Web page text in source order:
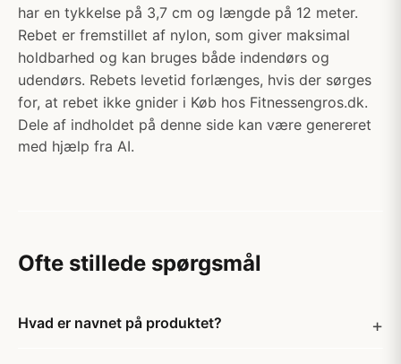
har en tykkelse på 3,7 cm og længde på 12 meter.
Rebet er fremstillet af nylon, som giver maksimal
holdbarhed og kan bruges både indendørs og
udendørs. Rebets levetid forlænges, hvis der sørges
for, at rebet ikke gnider i Køb hos Fitnessengros.dk.
Dele af indholdet på denne side kan være genereret
med hjælp fra AI.
Ofte stillede spørgsmål
Hvad er navnet på produktet?